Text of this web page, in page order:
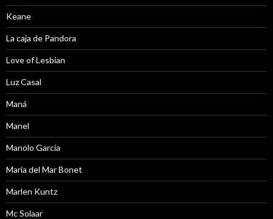
Keane
La caja de Pandora
Love of Lesbian
Luz Casal
Maná
Manel
Manolo García
Maria del Mar Bonet
Marlen Kuntz
Mc Solaar